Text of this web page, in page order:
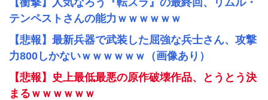
【衝撃】人気なろう『転スラ』の最終回、リムル・
テンペストさんの能力ｗｗｗｗｗｗ
【悲報】最新兵器で武装した屈強な兵士さん、攻撃
力800しかないｗｗｗｗｗｗ（画像あり）
【悲報】史上最低最悪の原作破壊作品、とうとう決
まるｗｗｗｗｗｗ